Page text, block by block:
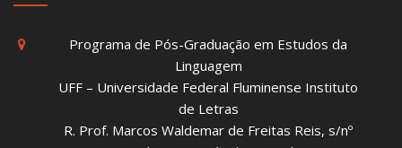
Programa de Pós-Graduação em Estudos da
Linguagem
UFF – Universidade Federal Fluminense Instituto
de Letras
R. Prof. Marcos Waldemar de Freitas Reis, s/nº